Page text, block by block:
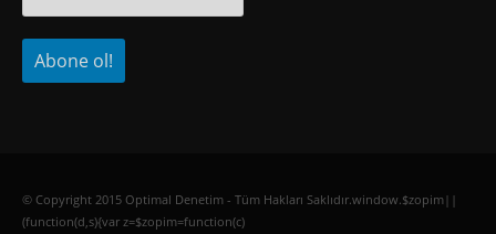
© Copyright 2015 Optimal Denetim - Tüm Hakları Saklıdır.window.$zopim||
(function(d,s){var z=$zopim=function(c)